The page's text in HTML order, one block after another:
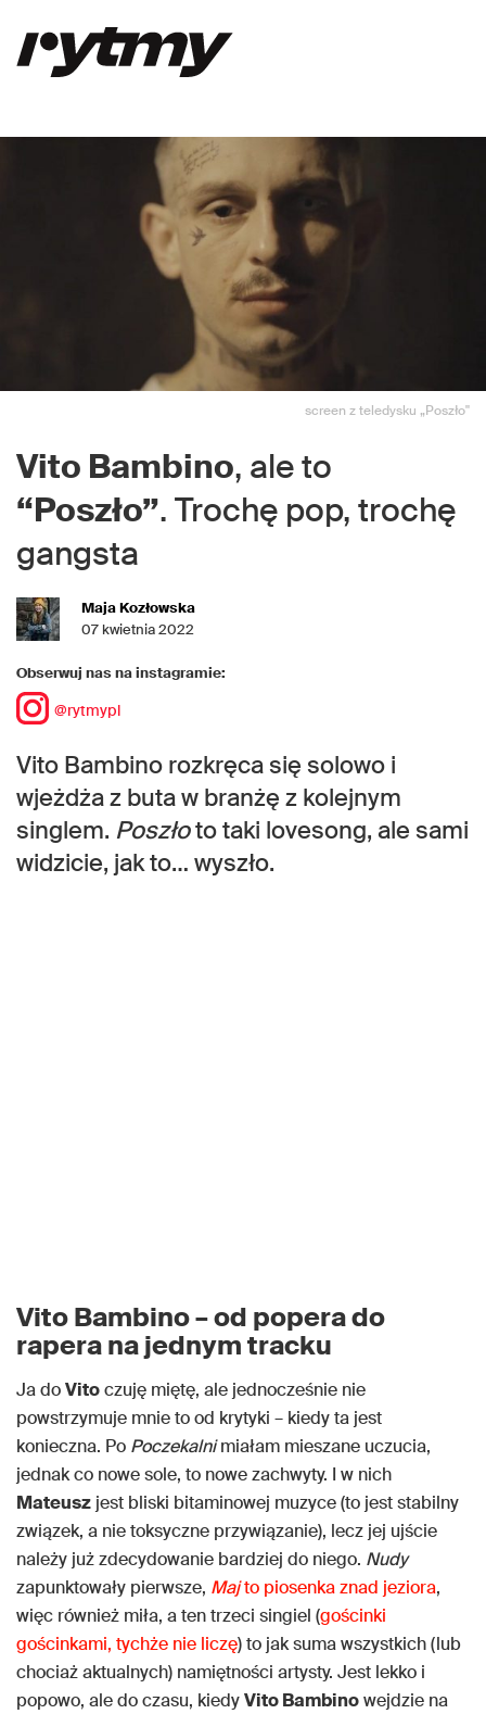
screen z teledysku „Poszło"
Vito Bambino, ale to
“Poszło”. Trochę pop, trochę
gangsta
Maja Kozłowska
07 kwietnia 2022
Obserwuj nas na instagramie:
@rytmypl
Vito Bambino rozkręca się solowo i
wjeżdża z buta w branżę z kolejnym
singlem. Poszłoto taki lovesong, ale sami
widzicie, jak to… wyszło.
Vito Bambino – od popera do
rapera na jednym tracku
Ja doVitoczuję miętę, ale jednocześnie nie
powstrzymuje mnie to od krytyki – kiedy ta jest
konieczna. Po Poczekalnimiałam mieszane uczucia,
jednak co nowe sole, to nowe zachwyty. I w nich
Mateusz jest bliski bitaminowej muzyce (to jest stabilny
związek, a nie toksyczne przywiązanie), lecz jej ujście
należy już zdecydowanie bardziej do niego. Nudy
zapunktowały pierwsze, Majto piosenka znad jeziora,
więc również miła, a ten trzeci singiel (gościnki
gościnkami, tychże nie liczę) to jak suma wszystkich (lub
chociaż aktualnych) namiętności artysty. Jest lekko i
popowo, ale do czasu, kiedyVito Bambinowejdzie na